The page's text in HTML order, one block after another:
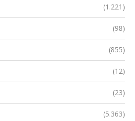
(1.221)
(98)
(855)
(12)
(23)
(5.363)